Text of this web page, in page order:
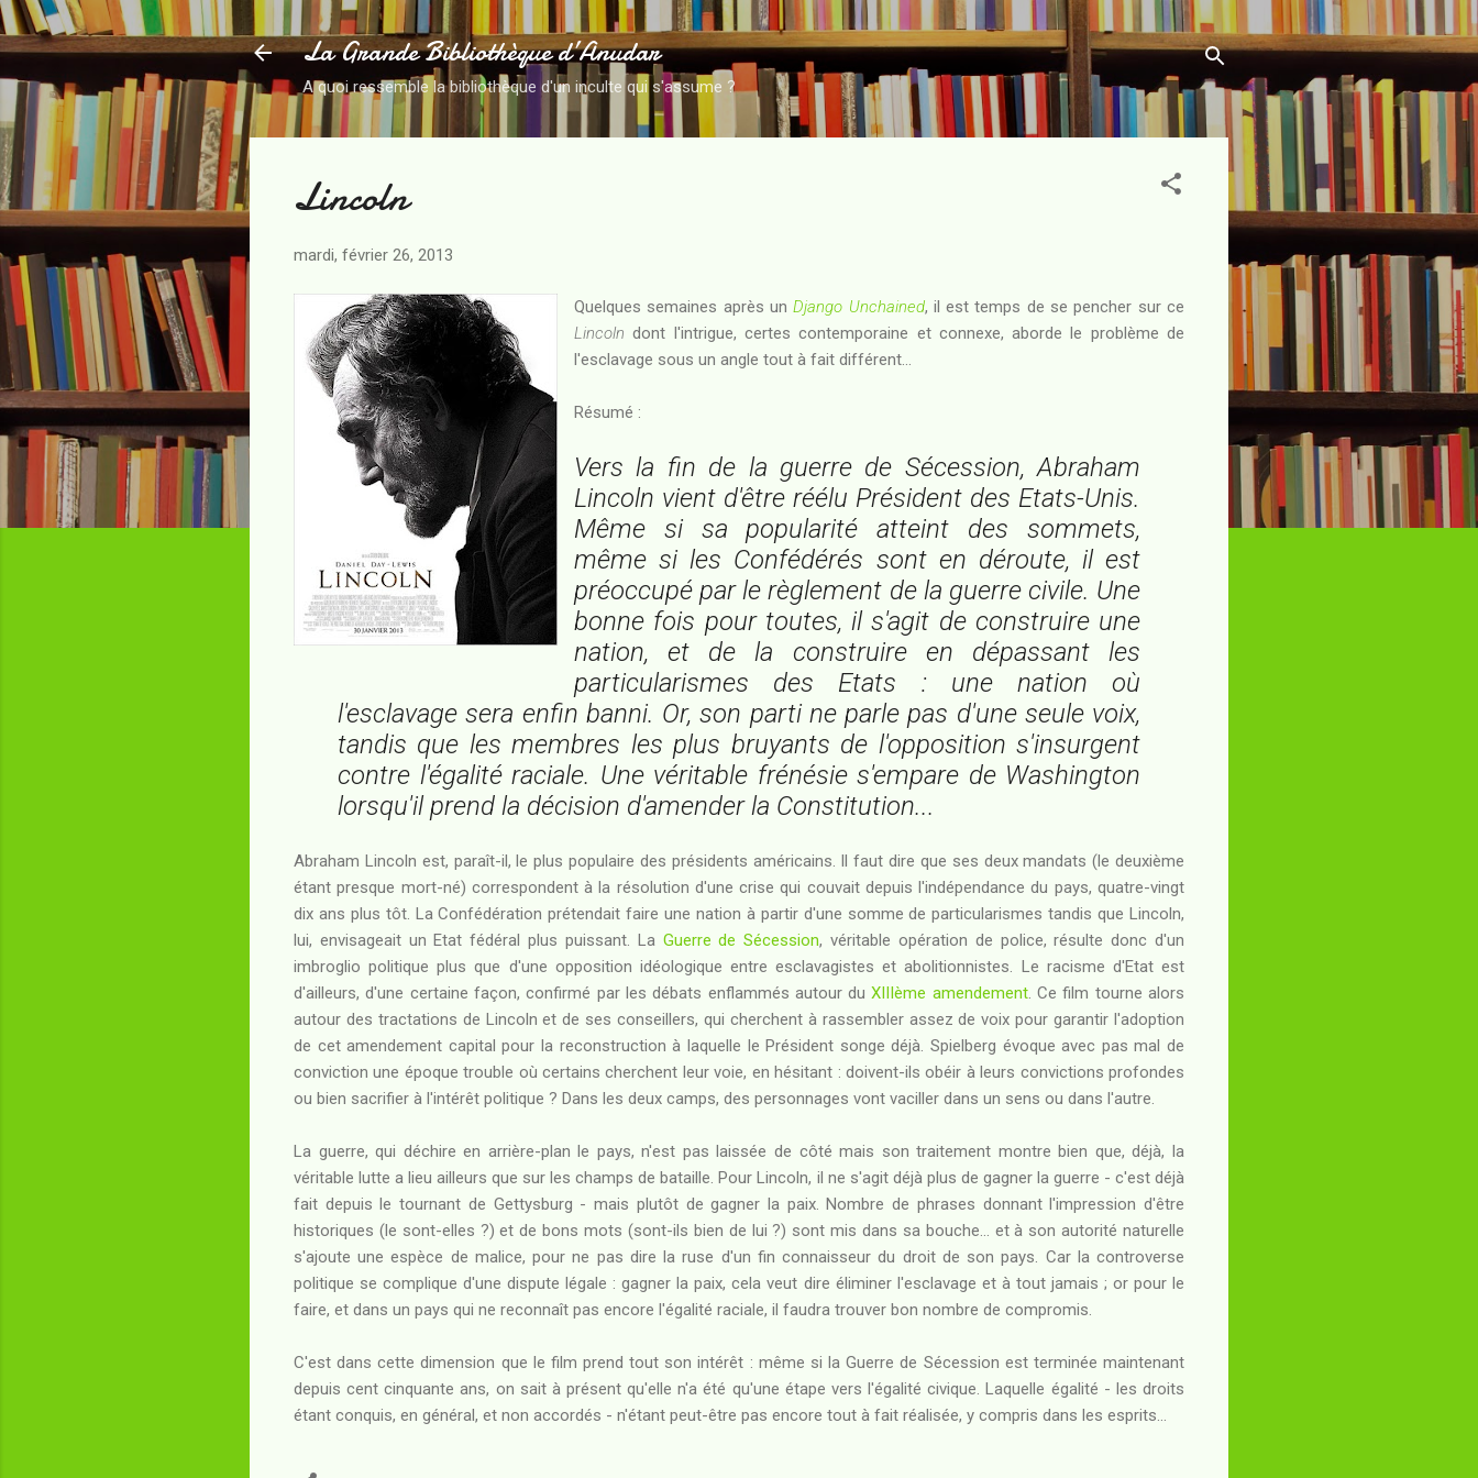
Accéder au contenu principal
La Grande Bibliothèque d’Anudar
A quoi ressemble la bibliothèque d'un inculte qui s'assume ?
Lincoln
mardi, février 26, 2013
Quelques semaines après unDjango Unchained, il est temps de se pencher sur ce
Lincoln dont l'intrigue, certes contemporaine et connexe, aborde le problème de
l'esclavage sous un angle tout à fait différent...
Résumé :
Vers la fin de la guerre de Sécession, Abraham
Lincoln vient d'être réélu Président des Etats-Unis.
Même si sa popularité atteint des sommets,
même si les Confédérés sont en déroute, il est
préoccupé par le règlement de la guerre civile. Une
bonne fois pour toutes, il s'agit de construire une
nation, et de la construire en dépassant les
particularismes des Etats : une nation où
l'esclavage sera enfin banni. Or, son parti ne parle pas d'une seule voix,
tandis que les membres les plus bruyants de l'opposition s'insurgent
contre l'égalité raciale. Une véritable frénésie s'empare de Washington
lorsqu'il prend la décision d'amender la Constitution...
Abraham Lincoln est, paraît-il, le plus populaire des présidents américains. Il faut dire que ses deux mandats (le deuxième
étant presque mort-né) correspondent à la résolution d'une crise qui couvait depuis l'indépendance du pays, quatre-vingt
dix ans plus tôt. La Confédération prétendait faire une nation à partir d'une somme de particularismes tandis que Lincoln,
lui, envisageait un Etat fédéral plus puissant. La Guerre de Sécession, véritable opération de police, résulte donc d'un
imbroglio politique plus que d'une opposition idéologique entre esclavagistes et abolitionnistes. Le racisme d'Etat est
d'ailleurs, d'une certaine façon, confirmé par les débats enflammés autour duXIIIème amendement. Ce film tourne alors
autour des tractations de Lincoln et de ses conseillers, qui cherchent à rassembler assez de voix pour garantir l'adoption
de cet amendement capital pour la reconstruction à laquelle le Président songe déjà. Spielberg évoque avec pas mal de
conviction une époque trouble où certains cherchent leur voie, en hésitant : doivent-ils obéir à leurs convictions profondes
ou bien sacrifier à l'intérêt politique ? Dans les deux camps, des personnages vont vaciller dans un sens ou dans l'autre.
La guerre, qui déchire en arrière-plan le pays, n'est pas laissée de côté mais son traitement montre bien que, déjà, la
véritable lutte a lieu ailleurs que sur les champs de bataille. Pour Lincoln, il ne s'agit déjà plus de gagner la guerre - c'est déjà
fait depuis le tournant de Gettysburg - mais plutôt de gagner la paix. Nombre de phrases donnant l'impression d'être
historiques (le sont-elles ?) et de bons mots (sont-ils bien de lui ?) sont mis dans sa bouche... et à son autorité naturelle
s'ajoute une espèce de malice, pour ne pas dire la ruse d'un fin connaisseur du droit de son pays. Car la controverse
politique se complique d'une dispute légale : gagner la paix, cela veut dire éliminer l'esclavage et à tout jamais ; or pour le
faire, et dans un pays qui ne reconnaît pas encore l'égalité raciale, il faudra trouver bon nombre de compromis.
C'est dans cette dimension que le film prend tout son intérêt : même si la Guerre de Sécession est terminée maintenant
depuis cent cinquante ans, on sait à présent qu'elle n'a été qu'une étape vers l'égalité civique. Laquelle égalité - les droits
étant conquis, en général, et non accordés - n'étant peut-être pas encore tout à fait réalisée, y compris dans les esprits...